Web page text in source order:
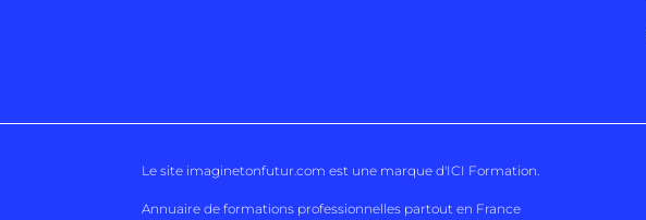
Le site imaginetonfutur.com est une marque d'ICI Formation
Annuaire de formations professionnelles partout en France